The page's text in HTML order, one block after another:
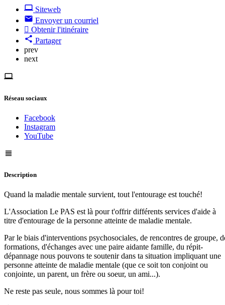
Siteweb
Envoyer un courriel
Obtenir l'itinéraire
Partager
prev
next
Réseau sociaux
Facebook
Instagram
YouTube
Description
Quand la maladie mentale survient, tout l'entourage est touché!
L'Association Le PAS est là pour t'offrir différents services d'aide à
titre d'entourage de la personne atteinte de maladie mentale.
Par le biais d'interventions psychosociales, de rencontres de groupe,
formations, d'échanges avec une paire aidante famille, du répit-
dépannage nous pouvons te soutenir dans ta situation impliquant une
personne atteinte de maladie mentale (que ce soit ton conjoint ou
conjointe, un parent, un frère ou soeur, un ami...).
Ne reste pas seule, nous sommes là pour toi!